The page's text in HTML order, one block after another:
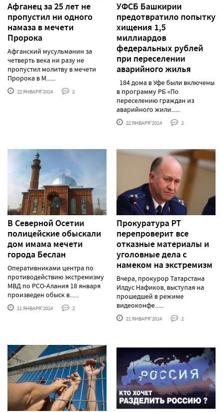
Афганец за 25 лет не
пропустил ни одного
намаза в мечети
Пророка
Афганский мусульманин за
четверть века ни разу не
пропустил молитву в мечети
Пророка в М......
22 ЯНВАРЯ'2014 2
УФСБ Башкирии
предотвратило попытку
хищения 1,5
миллиардов
федеральных рублей
при переселении
аварийного жилья
184 дома в Уфе были включены
в программу РБ «По
переселению граждан из
аварийного жили......
22 ЯНВАРЯ'2014 2
В Северной Осетии
полицейские обыскали
дом имама мечети
города Беслан
Оперативниками центра по
противодействию экстремизму
МВД по РСО-Алания 18 января
произведен обыск в......
21 ЯНВАРЯ'2014 2
Прокуратура РТ
перепроверит все
отказные материалы и
уголовные дела с
намеком на экстремизм
Вчера, прокурор Татарстана
Илдус Нафиков, выступая на
прошедшей в режиме
видеоконфе......
21 ЯНВАРЯ'2014 2